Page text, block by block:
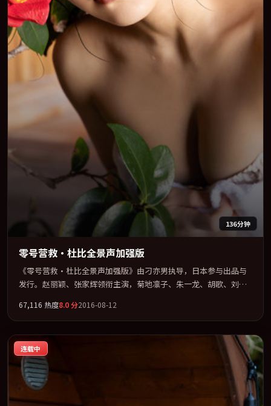
136分钟
零号营救·杜比全景声加强版
《零号营救·杜比全景声加强版》由刁亦男执导，日本参与出品与
发行。赵丽颖、张家辉领衔主演，菊地凛子、朱一龙、胡歌、刘亦
幻」类型为骨架，在叙事、表演与视听上力求统一。定于 2016-01-
09 在内地院线及主流平台同步亮相，2016 年度话题片中口碑稳健，
适合喜欢强情节与人物弧光的观众完整观看。
67,116 热度8.0分2016-08-12
连载中